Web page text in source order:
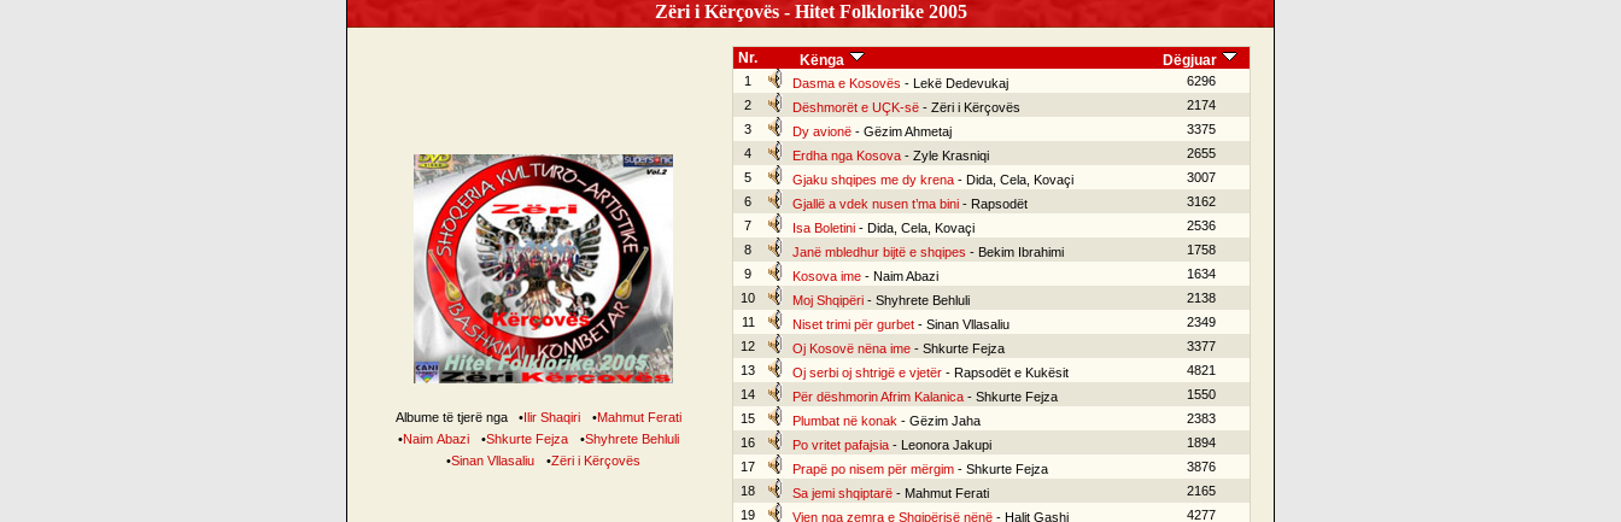
Zëri i Kërçovës - Hitet Folklorike 2005
Albume të tjerë nga •Ilir Shaqiri •Mahmut Ferati
•Naim Abazi •Shkurte Fejza •Shyhrete Behluli
•Sinan Vllasaliu •Zëri i Kërçovës
Nr. Kënga Dëgjuar
1 Dasma e Kosovës - Lekë Dedevukaj
6296
2
Dëshmorët e UÇK-së- Zëri i Kërçovës
2174
3
Dy avionë- Gëzim Ahmetaj
3375
4
Erdha nga Kosova- Zyle Krasniqi
2655
5
Gjaku shqipes me dy krena- Dida, Cela, Kovaçi
3007
6
Gjallë a vdek nusen t’ma bini- Rapsodët
3162
7
Isa Boletini- Dida, Cela, Kovaçi
2536
8
Janë mbledhur bijtë e shqipes - Bekim Ibrahimi
1758
9
Kosova ime- Naim Abazi
1634
10
Moj Shqipëri- Shyhrete Behluli
2138
11
Niset trimi për gurbet- Sinan Vllasaliu
2349
12
Oj Kosovë nëna ime- Shkurte Fejza
3377
13
Oj serbi oj shtrigë e vjetër- Rapsodët e Kukësit
4821
14
Për dëshmorin Afrim Kalanica- Shkurte Fejza
1550
15
Plumbat në konak - Gëzim Jaha
2383
16
Po vritet pafajsia- Leonora Jakupi
1894
17
Prapë po nisem për mërgim- Shkurte Fejza
3876
18
Sa jemi shqiptarë- Mahmut Ferati
2165
19
Vjen nga zemra e Shqipërisë nënë- Halit Gashi 4277